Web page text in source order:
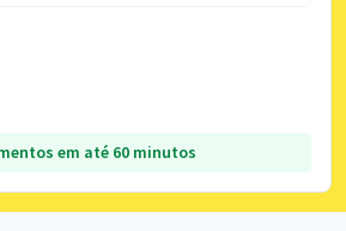
em até 60 minutos